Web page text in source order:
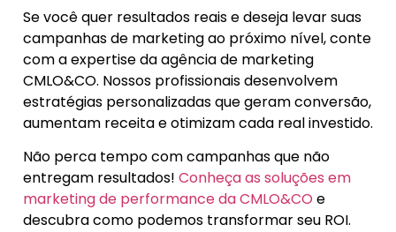
Se você quer resultados reais e deseja levar suas
campanhas de marketing ao próximo nível, conte
com a expertise da agência de marketing
CMLO&CO. Nossos profissionais desenvolvem
estratégias personalizadas que geram conversão,
aumentam receita e otimizam cada real investido.
Não perca tempo com campanhas que não
entregam resultados! Conheça as soluções em
marketing de performance da CMLO&CO e
descubra como podemos transformar seu ROI.